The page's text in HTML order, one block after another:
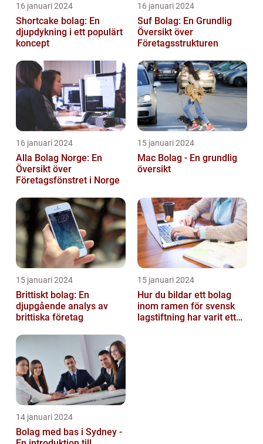
16 januari 2024
Shortcake bolag: En
djupdykning i ett populärt
koncept
16 januari 2024
Suf Bolag: En Grundlig
Översikt över
Företagsstrukturen
16 januari 2024
Alla Bolag Norge: En
Översikt över
Företagsfönstret i Norge
15 januari 2024
Mac Bolag - En grundlig
översikt
15 januari 2024
Brittiskt bolag: En
djupgående analys av
brittiska företag
15 januari 2024
Hur du bildar ett bolag
inom ramen för svensk
lagstiftning har varit ett
14 januari 2024
Bolag med bas i Sydney -